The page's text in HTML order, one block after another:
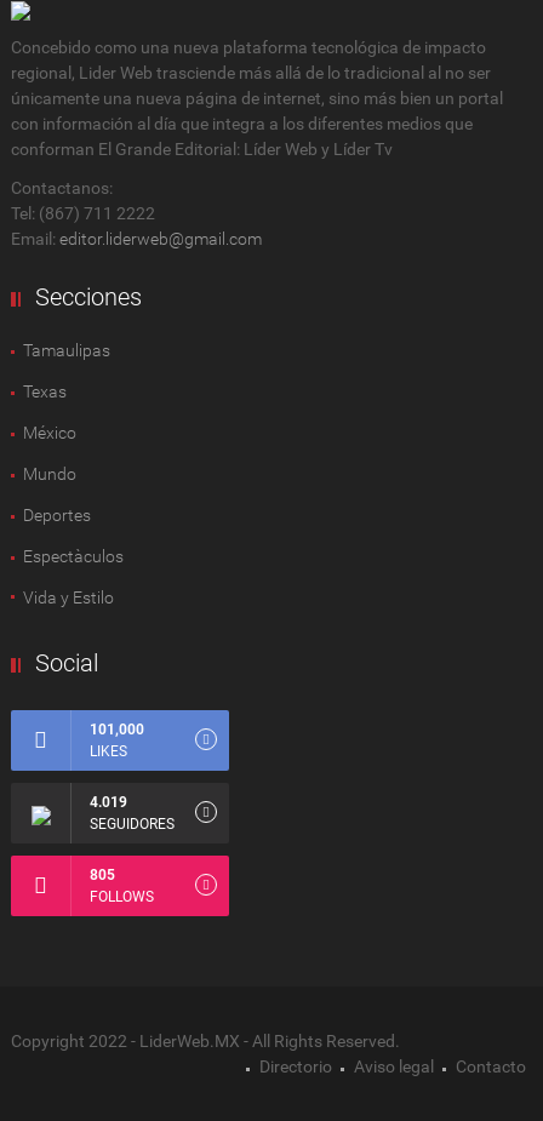
Concebido como una nueva plataforma tecnológica de impacto
regional, Lider Web trasciende más allá de lo tradicional al no ser
únicamente una nueva página de internet, sino más bien un portal
con información al día que integra a los diferentes medios que
conforman El Grande Editorial: Líder Web y Líder Tv
Contactanos:
Tel: (867) 711 2222
Email: editor.liderweb@gmail.com
Secciones
Tamaulipas
Texas
México
Mundo
Deportes
Espectàculos
Vida y Estilo
Social
101,000
LIKES
4.019
SEGUIDORES
805
FOLLOWS
Copyright 2022 - LiderWeb.MX - All Rights Reserved.
Directorio
Aviso legal Contacto